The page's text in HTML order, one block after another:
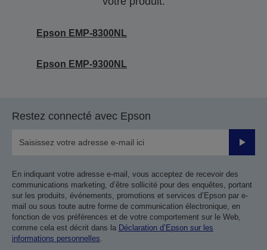
Epson EMP-8300NL
Epson EMP-9300NL
Restez connecté avec Epson
Valider
En indiquant votre adresse e-mail, vous acceptez de recevoir des
communications marketing, d’être sollicité pour des enquêtes, portant
sur les produits, événements, promotions et services d’Epson par e-
mail ou sous toute autre forme de communication électronique, en
fonction de vos préférences et de votre comportement sur le Web,
comme cela est décrit dans la Déclaration d’Epson sur les
informations personnelles.